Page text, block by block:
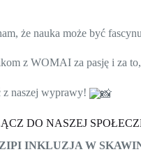
że nauka może być
z WOMAI za pasję i za
z naszej wyprawy!
DO NASZEJ
INKLUZJA W